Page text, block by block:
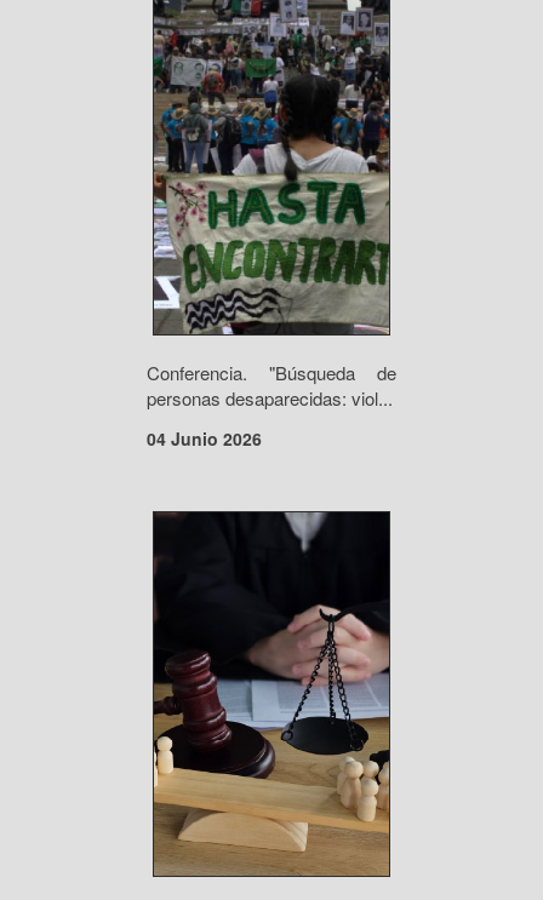
Conferencia. "Búsqueda de
personas desaparecidas: viol...
04 Junio 2026